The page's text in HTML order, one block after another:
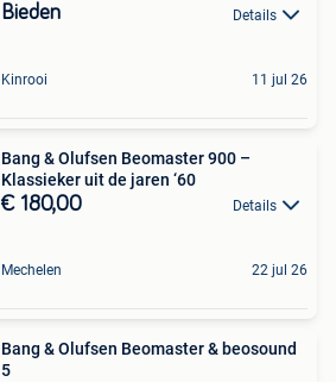
Bieden Details
Kinrooi 11 jul 26
Bang & Olufsen Beomaster 900 –
Klassieker uit de jaren ‘60
€ 180,00 Details
Mechelen 22 jul 26
Bang & Olufsen Beomaster & beosound
5